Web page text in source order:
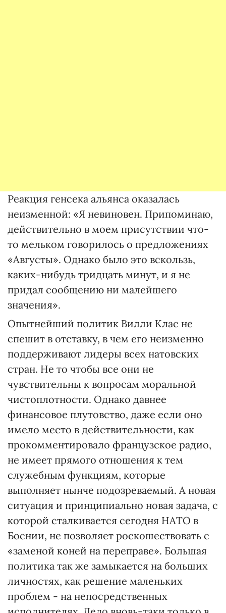
Реакция генсека альянса оказалась
неизменной: «Я невиновен. Припоминаю,
действительно в моем присутствии что-
то мельком говорилось о предложениях
«Августы». Однако было это вскользь,
каких-нибудь тридцать минут, и я не
придал сообщению ни малейшего
значения».
Опытнейший политик Вилли Клас не
спешит в отставку, в чем его неизменно
поддерживают лидеры всех натовских
стран. Не то чтобы все они не
чувствительны к вопросам моральной
чистоплотности. Однако давнее
финансовое плутовство, даже если оно
имело место в действительности, как
прокомментировало французское радио,
не имеет прямого отношения к тем
служебным функциям, которые
выполняет нынче подозреваемый. А новая
ситуация и принципиально новая задача, с
которой сталкивается сегодня НАТО в
Боснии, не позволяет роскошествовать с
«заменой коней на переправе». Большая
политика так же замыкается на больших
личностях, как решение маленьких
проблем - на непосредственных